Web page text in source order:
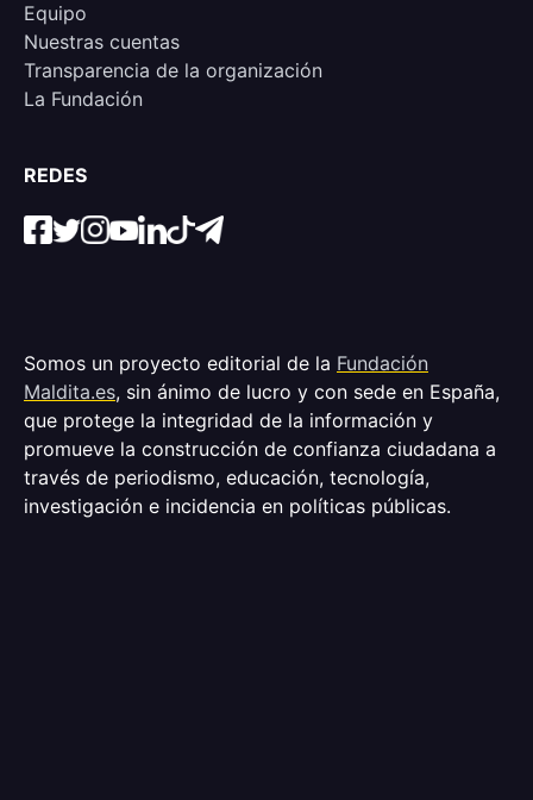
Equipo
Nuestras cuentas
Transparencia de la organización
La Fundación
REDES
Somos un proyecto editorial de la Fundación
Maldita.es, sin ánimo de lucro y con sede en España,
que protege la integridad de la información y
promueve la construcción de confianza ciudadana a
través de periodismo, educación, tecnología,
investigación e incidencia en políticas públicas.